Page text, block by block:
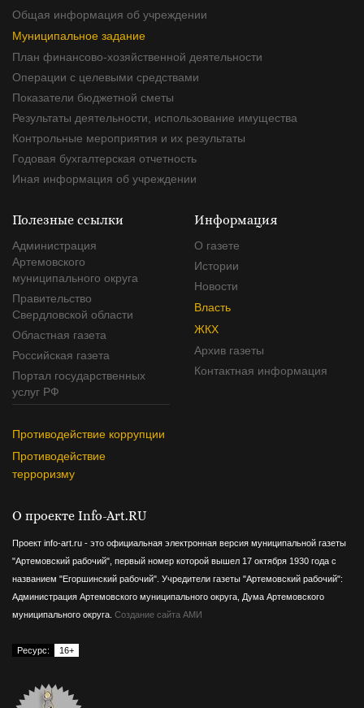
Общая информация об учреждении
Муниципальное задание
План финансово-хозяйственной деятельности
Операции с целевыми средствами
Показатели бюджетной сметы
Результаты деятельности, использование имущества
Контрольные мероприятия и их результаты
Годовая бухгалтерская отчетность
Иная информация об учреждении
Полезные ссылки
Администрация
Артемовского
муниципального округа
Правительство
Свердловской области
Областная газета
Российская газета
Портал государственных
услуг РФ
Противодействие коррупции
Противодействие
терроризму
Информация
О газете
Истории
Новости
Власть
ЖКХ
Архив газеты
Контактная информация
О проекте Info-Art.RU
Проект info-art.ru - это официальная электронная версия муниципальной газеты
"Артемовский рабочий", первый номер которой вышел 17 октября 1930 года с
названием "Егоршинский рабочий". Учредители газеты "Артемовский рабочий":
Администрация Артемовского муниципального округа, Дума Артемовского
муниципального округа. Создание сайта АМИ
Ресурс: 16+